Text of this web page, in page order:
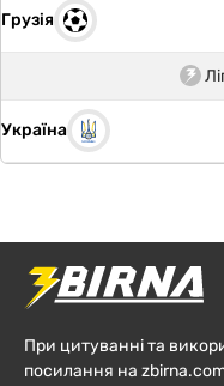
Грузія
Україна
При цитуванні та
посилання на